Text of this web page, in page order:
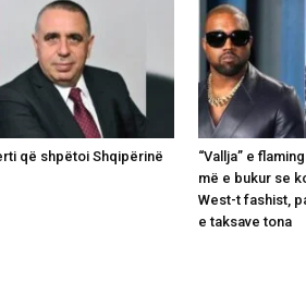
që shpëtoi Shqipërinë
“Vallja” e
më e bukur se
West-t fashist,
e taksave tona